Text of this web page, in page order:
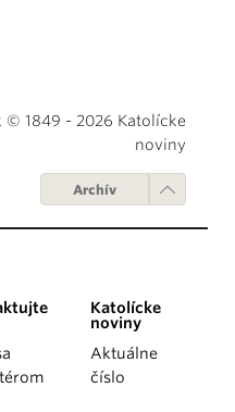
© 1849 - 2026 Katolícke
noviny
Archív
Katolícke
noviny
Aktuálne
číslo